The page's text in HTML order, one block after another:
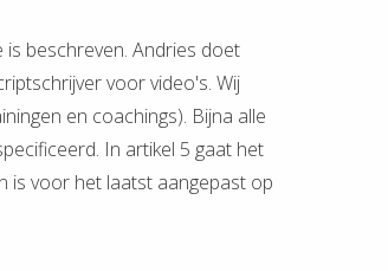
beschreven. Andries doet
voor video's. Wij
en coachings). Bijna alle
In artikel 5 gaat het
is voor het laatst aangepast op